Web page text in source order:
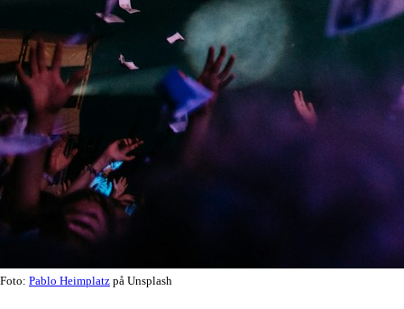
Foto: Pablo Heimplatz på Unsplash